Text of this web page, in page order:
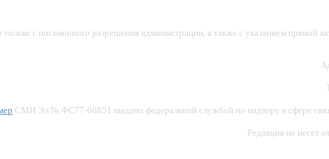
с письменного разрешения администрации, а также с указанием прямой
СМИ Эл № ФС77-66851 выдано федеральной службой по надзору в сфере
Редакция не несет